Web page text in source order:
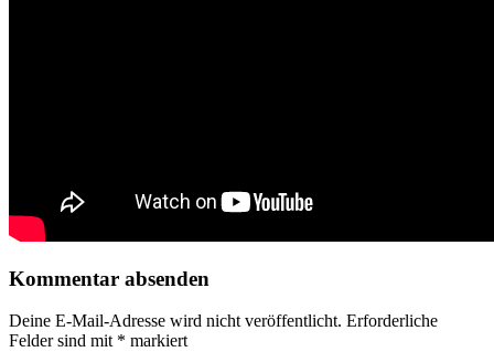
Kommentar absenden
Deine E-Mail-Adresse wird nicht veröffentlicht. Erforderliche
Felder sind mit * markiert